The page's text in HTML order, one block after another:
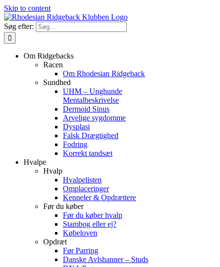
Skip to content
Søg efter:
Om Ridgebacks
Racen
Om Rhodesian Ridgeback
Sundhed
UHM – Unghunde
Mentalbeskrivelse
Dermoid Sinus
Arvelige sygdomme
Dysplasi
Falsk Drægtighed
Fodring
Korrekt tandsæt
Hvalpe
Hvalp
Hvalpelisten
Omplaceringer
Kenneler & Opdrættere
Før du køber
Før du køber hvalp
Stambog eller ej?
Købeloven
Opdræt
Før Parring
Danske Avlshanner – Studs